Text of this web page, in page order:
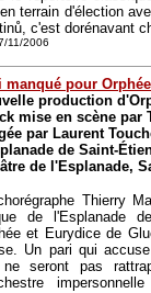
terrain d'élection
c'est dorénavant
11/2006
manqué pour Orphée
production
mise en scène par
par Laurent
de Saint-
de l'Esplanade,
Thierry
de l'Esplanade
et Eurydice de
Un pari qui
seront pas